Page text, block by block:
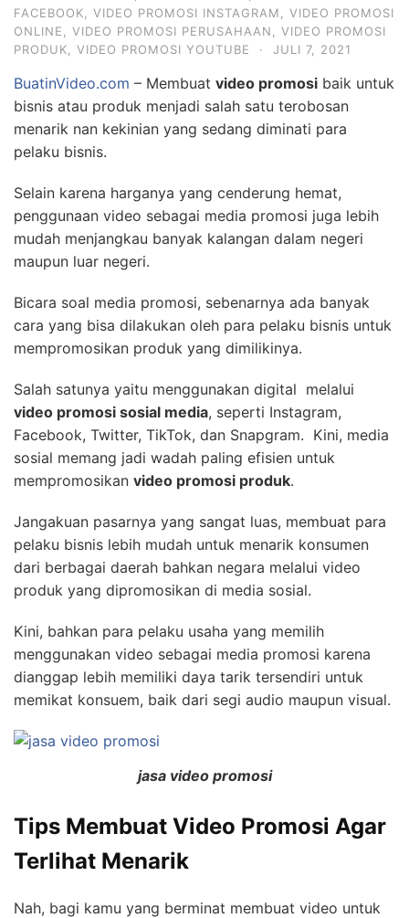
FACEBOOK
VIDEO PROMOSI INSTAGRAM
VIDEO PROMOSI
ONLINE
VIDEO PROMOSI PERUSAHAAN
VIDEO PROMOSI
PRODUK
VIDEO PROMOSI YOUTUBE · JULI 7, 2021
BuatinVideo.com – Membuat video promosi baik untuk
bisnis atau produk menjadi salah satu terobosan
menarik nan kekinian yang sedang diminati para
pelaku bisnis.
Selain karena harganya yang cenderung hemat,
penggunaan video sebagai media promosi juga lebih
mudah menjangkau banyak kalangan dalam negeri
maupun luar negeri.
Bicara soal media promosi, sebenarnya ada banyak
cara yang bisa dilakukan oleh para pelaku bisnis untuk
mempromosikan produk yang dimilikinya.
Salah satunya yaitu menggunakan digital melalui
video promosi sosial media, seperti Instagram,
Facebook, Twitter, TikTok, dan Snapgram. Kini, media
sosial memang jadi wadah paling efisien untuk
mempromosikan video promosi produk.
Jangakuan pasarnya yang sangat luas, membuat para
pelaku bisnis lebih mudah untuk menarik konsumen
dari berbagai daerah bahkan negara melalui video
produk yang dipromosikan di media sosial.
Kini, bahkan para pelaku usaha yang memilih
menggunakan video sebagai media promosi karena
dianggap lebih memiliki daya tarik tersendiri untuk
memikat konsuem, baik dari segi audio maupun visual.
jasa video promosi
Tips Membuat Video Promosi Agar
Terlihat Menarik
Nah, bagi kamu yang berminat membuat video untuk